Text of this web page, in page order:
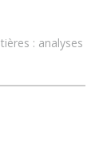
: analyses